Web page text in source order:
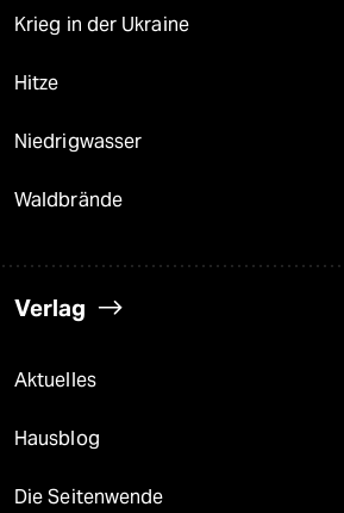
Krieg in der Ukraine
Hitze
Niedrigwasser
Waldbrände
Verlag
Aktuelles
Hausblog
Die Seitenwende